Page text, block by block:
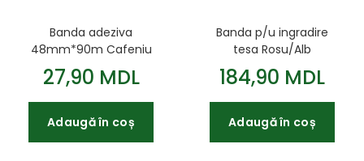
Banda adeziva
48mm*90m Cafeniu
27,90 MDL
Adaugă în coș
Banda p/u ingradire
tesa Rosu/Alb
80mmx100m
184,90 MDL
Adaugă în coș